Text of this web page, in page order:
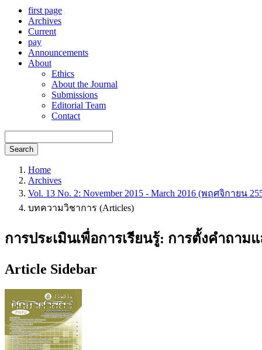
first page
Archives
Current
pay
Announcements
About
Ethics
About the Journal
Submissions
Editorial Team
Contact
Search
Home
Archives
Vol. 13 No. 2: November 2015 - March 2016 (พฤศจิกายน
บทความวิชาการ (Articles)
การประเมินเพื่อการเรียนรู้: การตั้งคำถา
Article Sidebar